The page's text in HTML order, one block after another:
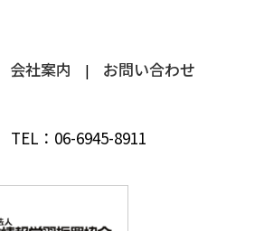
会社案内 お問い合わせ
TEL： 06-6945-8911